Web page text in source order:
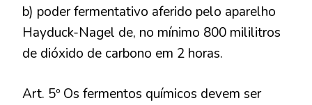
b) poder fermentativo aferido pelo aparelho
Hayduck-Nagel de, no mínimo 800 mililitros
de dióxido de carbono em 2 horas.
Art. 5º Os fermentos químicos devem ser